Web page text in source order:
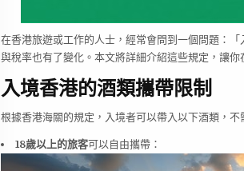
在香港旅遊或工作的人士，經常會問到一個問題：
與稅率也有了變化。本文將詳細介紹這些規定，讓你
入境香港的酒類攜帶限制
根據香港海關的規定，入境者可以帶入以下酒類，不
18歲以上的旅客可以自由攜帶：